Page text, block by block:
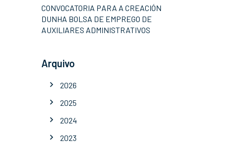
CONVOCATORIA PARA A CREACIÓN
DUNHA BOLSA DE EMPREGO DE
AUXILIARES ADMINISTRATIVOS
Arquivo
2026
2025
2024
2023